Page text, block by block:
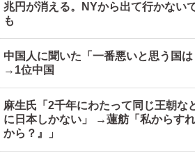
兆円が消える。NYから出て行かない
も
中国人に聞いた「一番悪いと思う国
→1位中国
麻生氏「2千年にわたって同じ王朝な
に日本しかない」 →蓮舫「私からす
から？』」